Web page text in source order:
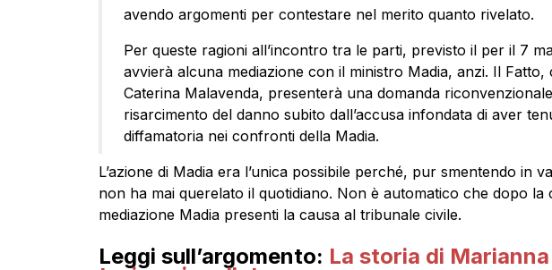
avendo argomenti per contestare nel merito quanto rivelato.
Per queste ragioni all’incontro tra le parti, previsto il per il 7
avvierà alcuna mediazione con il ministro Madia, anzi. Il Fatto,
Caterina Malavenda, presenterà una domanda
risarcimento del danno subito dall’accusa infondata di aver
diffamatoria nei confronti della Madia.
L’azione di Madia era l’unica possibile perché, pur smentendo in
non ha mai querelato il quotidiano. Non è automatico che dopo la
mediazione Madia presenti la causa al tribunale civile.
Leggi sull’argomento: La storia di